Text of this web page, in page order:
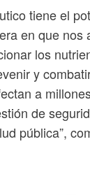
tiene el
en que nos
los
y
a
de
pública”,